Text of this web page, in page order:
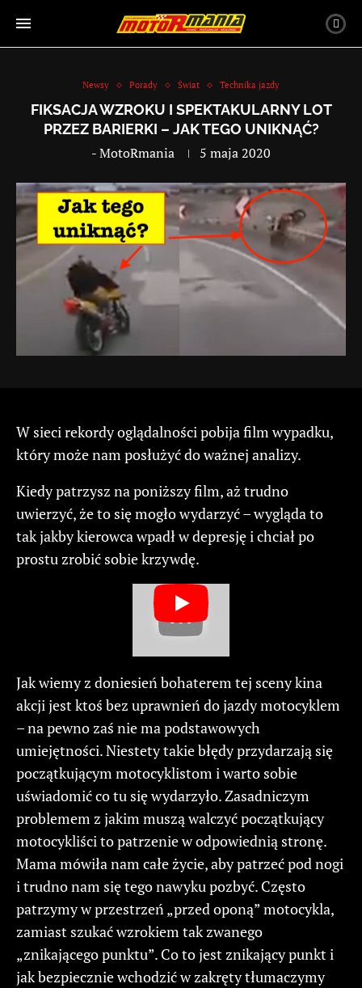
Newsy Porady Świat Technika jazdy
FIKSACJA WZROKU I SPEKTAKULARNY LOT
PRZEZ BARIERKI – JAK TEGO UNIKNĄĆ?
-MotoRmania 5 maja 2020
W sieci rekordy oglądalności pobija film wypadku,
który może nam posłużyć do ważnej analizy.
Kiedy patrzysz na poniższy film, aż trudno
uwierzyć, że to się mogło wydarzyć – wygląda to
tak jakby kierowca wpadł w depresję i chciał po
prostu zrobić sobie krzywdę.
Jak wiemy z doniesień bohaterem tej sceny kina
akcji jest ktoś bez uprawnień do jazdy motocyklem
– na pewno zaś nie ma podstawowych
umiejętności. Niestety takie błędy przydarzają się
początkującym motocyklistom i warto sobie
uświadomić co tu się wydarzyło. Zasadniczym
problemem z jakim muszą walczyć początkujący
motocykliści to patrzenie w odpowiednią stronę.
Mama mówiła nam całe życie, aby patrzeć pod nogi
i trudno nam się tego nawyku pozbyć. Często
patrzymy w przestrzeń „przed oponą” motocykla,
zamiast szukać wzrokiem tak zwanego
„znikającego punktu”. Co to jest znikający punkt i
jak bezpiecznie wchodzić w zakręty tłumaczymy